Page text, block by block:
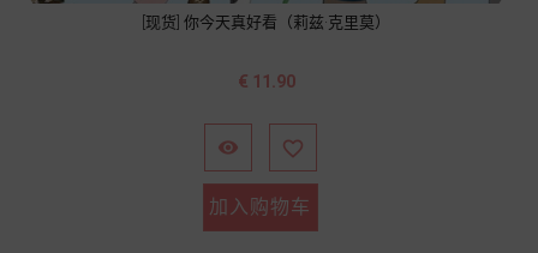
[现货] 你今天真好看（莉兹·克里莫）
价
€ 11.90
 
加入购物车